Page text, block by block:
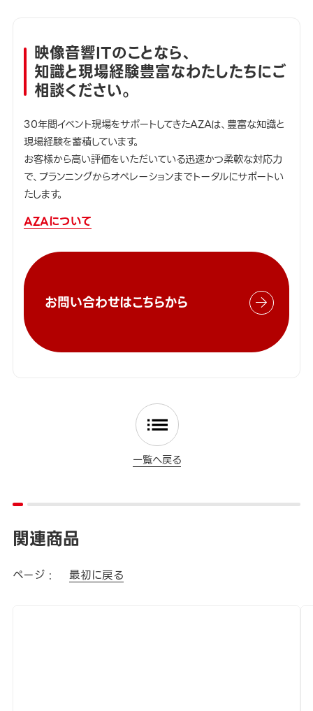
映像音響ITのことなら、
知識と現場経験豊富なわたしたちにご
相談ください。
30年間イベント現場をサポートしてきたAZAは、豊富な知識と
現場経験を蓄積しています。
お客様から高い評価をいただいている迅速かつ柔軟な対応力
で、プランニングからオペレーションまでトータルにサポートい
たします。
AZAについて
お問い合わせはこちらから
一覧へ戻る
関連商品
ページ : 最初に戻る